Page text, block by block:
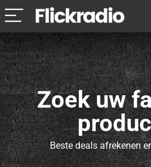
Zoek uw
Beste deals afrekenen